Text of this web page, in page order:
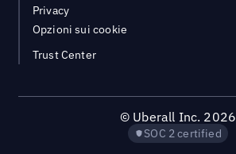
Privacy
Opzioni sui cookie
Trust Center
© Uberall Inc. 2026
SOC 2 certified